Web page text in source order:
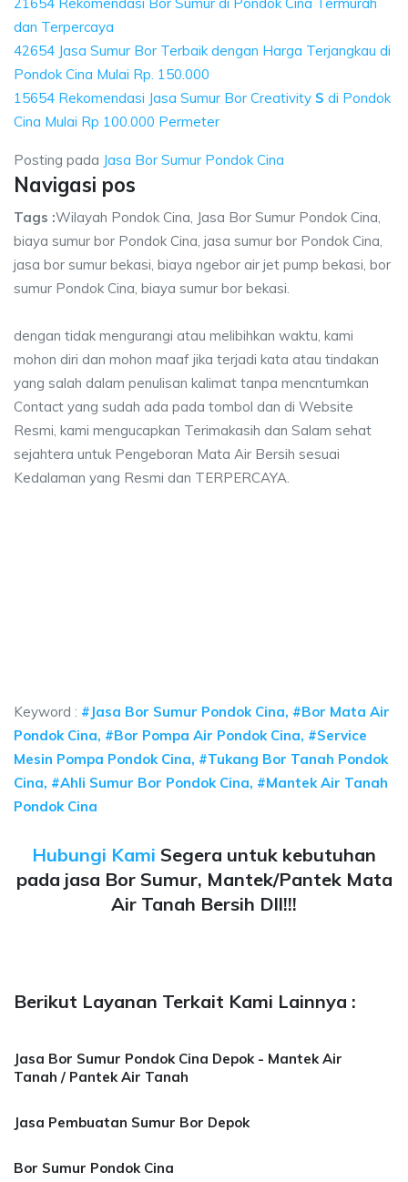
dan Terpercaya
42654 Jasa Sumur Bor Terbaik dengan Harga Terjangkau di
Pondok Cina Mulai Rp. 150.000
15654 Rekomendasi Jasa Sumur Bor Creativity S di Pondok
Cina Mulai Rp 100.000 Permeter
Posting pada Jasa Bor Sumur Pondok Cina
Navigasi pos
Tags :Wilayah Pondok Cina, Jasa Bor Sumur Pondok Cina,
biaya sumur bor Pondok Cina, jasa sumur bor Pondok Cina,
jasa bor sumur bekasi, biaya ngebor air jet pump bekasi, bor
sumur Pondok Cina, biaya sumur bor bekasi.
dengan tidak mengurangi atau melibihkan waktu, kami
mohon diri dan mohon maaf jika terjadi kata atau tindakan
yang salah dalam penulisan kalimat tanpa mencntumkan
Contact yang sudah ada pada tombol dan di Website
Resmi, kami mengucapkan Terimakasih dan Salam sehat
sejahtera untuk Pengeboran Mata Air Bersih sesuai
Kedalaman yang Resmi dan TERPERCAYA.
Keyword : #Jasa Bor Sumur Pondok Cina, #Bor Mata Air
Pondok Cina, #Bor Pompa Air Pondok Cina, #Service
Mesin Pompa Pondok Cina, #Tukang Bor Tanah Pondok
Cina, #Ahli Sumur Bor Pondok Cina, #Mantek Air Tanah
Pondok Cina
Hubungi Kami Segera untuk kebutuhan
pada jasa Bor Sumur, Mantek/Pantek Mata
Air Tanah Bersih Dll!!!
Berikut Layanan Terkait Kami Lainnya :
Jasa Bor Sumur Pondok Cina Depok - Mantek Air
Tanah / Pantek Air Tanah
Jasa Pembuatan Sumur Bor Depok
Bor Sumur Pondok Cina